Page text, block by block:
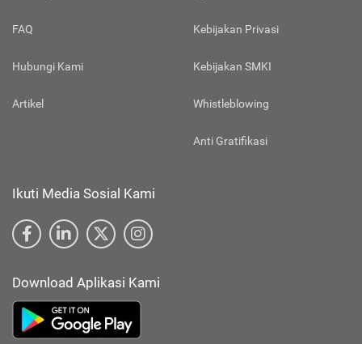
FAQ
Hubungi Kami
Artikel
Kebijakan Privasi
Kebijakan SMKI
Whistleblowing
Anti Gratifikasi
Ikuti Media Sosial Kami
Download Aplikasi Kami